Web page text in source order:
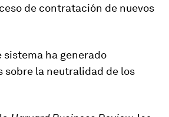
de contratación de nuevos
sistema ha generado
sobre la neutralidad de los